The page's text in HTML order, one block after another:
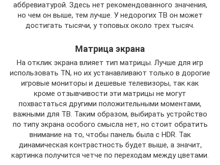
аббревиатурой. Здесь нет рекомендованного значения,
но чем он выше, тем лучше. У недорогих ТВ он может
достигать тысячи, у топовых около трех тысяч.
Матрица экрана
На отклик экрана влияет тип матрицы. Лучше для игр
использовать TN, но их устанавливают только в дорогие
игровые мониторы и дешевые телевизоры, так как
кроме отзывчивости эти матрицы не могут
похвастаться другими положительными моментами,
важными для ТВ. Таким образом, выбирать устройство
по типу экрана особого смысла нет, но стоит обратить
внимание на то, чтобы панель была c HDR. Так
динамическая контрастность будет выше, а значит,
картинка получится четче по переходам между цветами.